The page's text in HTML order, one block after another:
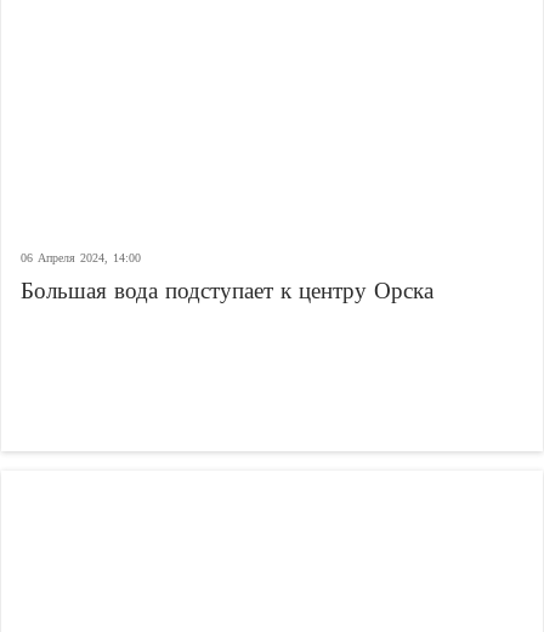
06 Апреля 2024, 14:00
Большая вода подступает к центру Орска